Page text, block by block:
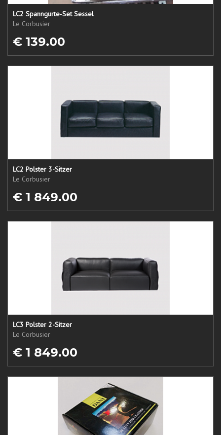
LC2 Spanngurte-Set Sessel
Le Corbusier
€ 139.00
LC2 Polster 3-Sitzer
Le Corbusier
€ 1 849.00
LC3 Polster 2-Sitzer
Le Corbusier
€ 1 849.00